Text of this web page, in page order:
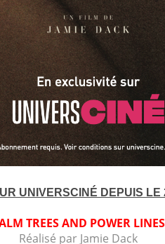
UNIVERSCINÉ DEPUIS LE
TREES AND POWER LINES
Réalisé par Jamie Dack